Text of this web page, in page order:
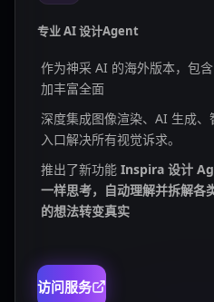
专业 AI 设计Agent
作为神采 AI 的海外版本，包
加丰富全面
深度集成图像渲染、AI 生成
入口解决所有视觉诉求。
推出了新功能 Inspira 设计
一样思考，自动理解并拆解各
的想法转变真实
访问服务